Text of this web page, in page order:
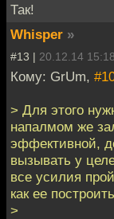
Так!
Whisper »
#13 | 20.12.14 15:18
Кому: GrUm,
> Для этого
напалмом же
эффективной,
вызывать у
все усилия
как ее
>